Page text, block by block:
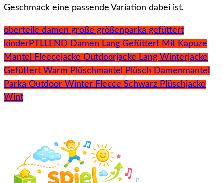
Geschmack eine passende Variation dabei ist.
oberteile damen große größenparka gefüttert
kinderPTLLEND Damen Lang Gefüttert Mit Kapuze
Mantel Fleecejacke Outdoorjacke Lang Winterjacke
Gefüttert Warm Plüschmantel Plüsch Damenmantel
Parka Outdoor Winter Fleece Schwarz Plüschjacke
Wint